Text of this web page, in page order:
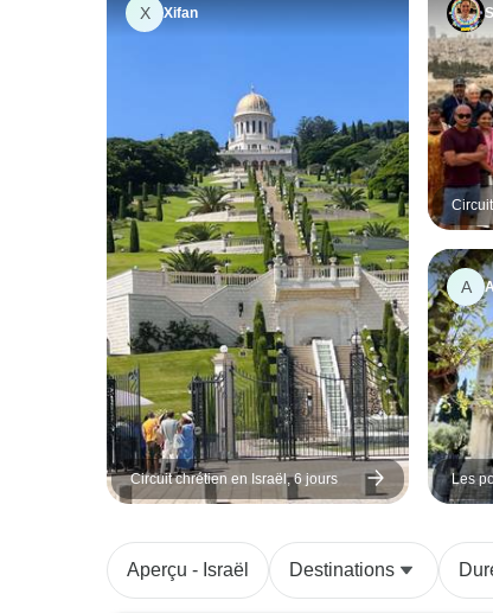
X Xifan
Circuit chrétien en Israël, 6 jours
A
Les
Aperçu - Israël Destinations